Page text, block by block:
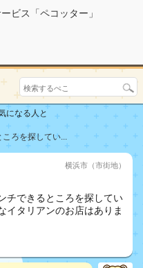
ビス「ペコッター」
になる人と
ろを探してい...
横浜市（市街地）
チできるところを探してい
イタリアンのお店はありま